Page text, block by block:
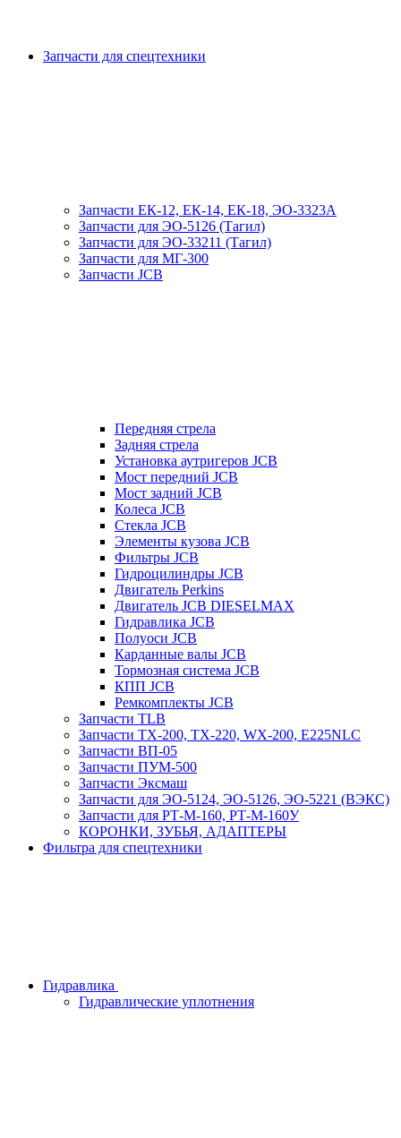
Запчасти для спецтехники
Запчасти ЕК-12, ЕК-14, ЕК-18, ЭО-3323А
Запчасти для ЭО-5126 (Тагил)
Запчасти для ЭО-33211 (Тагил)
Запчасти для МГ-300
Запчасти JCB
Передняя стрела
Задняя стрела
Установка аутригеров JCB
Мост передний JCB
Мост задний JCB
Колеса JCB
Стекла JCB
Элементы кузова JCB
Фильтры JCB
Гидроцилиндры JCB
Двигатель Perkins
Двигатель JCB DIESELMAX
Гидравлика JCB
Полуоси JCB
Карданные валы JCB
Тормозная система JCB
КПП JCB
Ремкомплекты JCB
Запчасти TLB
Запчасти TX-200, TX-220, WX-200, E225NLC
Запчасти ВП-05
Запчасти ПУМ-500
Запчасти Эксмаш
Запчасти для ЭО-5124, ЭО-5126, ЭО-5221 (ВЭКС)
Запчасти для РТ-М-160, РТ-М-160У
КОРОНКИ, ЗУБЬЯ, АДАПТЕРЫ
Фильтра для спецтехники
Гидравлика
Гидравлические уплотнения